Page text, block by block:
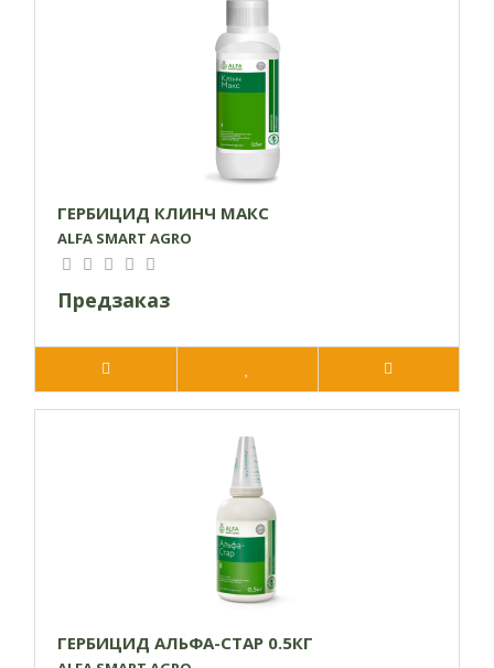
Как правильно применять
Для достижения наилучшего результата следует
использовать этот гербицид в сочетании с прилипателем –
мокрые от росы или дождя, а также, если предполагается
дождь в течение 3 часов после обработки. Следует
избегать применения в жаркую, сухую или ветреную
погоду, а также в условиях заморозков.
заморозков в течение 14 дней после обработки. Чтобы
рекомендациям: производите опрыскивание при скорости
ветра не более 5 м/с и влажности воздуха не менее 50%,
обеспечьте равномерное и качественное покрытие
обрабатываемой площади, всегда используйте Альфалип
Экстра вместе с гербицидом, убедитесь, что мешалка
опрыскивателя функционирует течение всего процесса
ГЕРБИЦИД КЛИНЧ МАКС
ALFA SMART AGRO
Предзаказ
ГЕРБИЦИД АЛЬФА-СТАР 0.5КГ